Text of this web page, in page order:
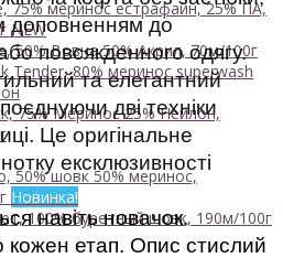
меринос естрафайн, 25% ПА,
NEW
Вовна 50% Акрил, 70м/100г
80% меринос superwash
Меринос 25% Нейлон,
шовк 50% меринос,
Новинка!
100% буретный шовк, 190м/100г
доповненням до
повсякденного одягу.
та елегантний
дві техніки
Це оригінальне
ексклюзивності
навіть новачок.
етап. Опис стислий